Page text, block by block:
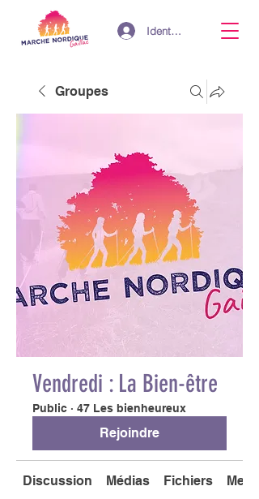
Identifiant
Groupes
Vendredi : La Bien-être
Public · 47 Les bienheureux
Rejoindre
Discussion Médias Fichiers